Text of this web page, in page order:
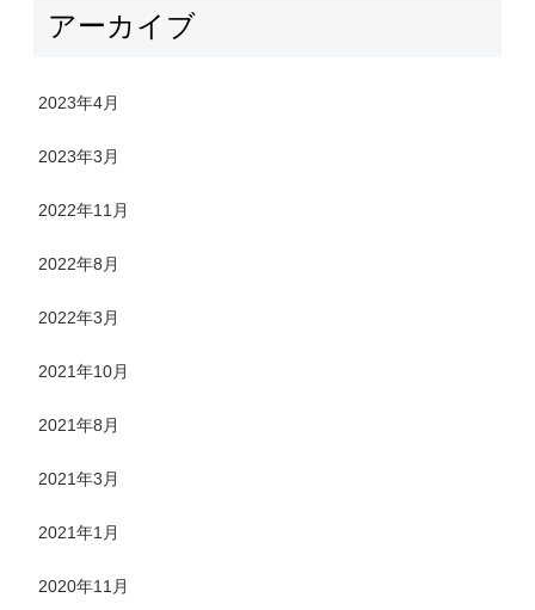
アーカイブ
2023年4月
2023年3月
2022年11月
2022年8月
2022年3月
2021年10月
2021年8月
2021年3月
2021年1月
2020年11月